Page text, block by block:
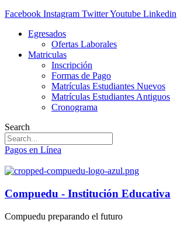
Facebook Instagram TwitterYoutube Linkedin
Egresados
Ofertas Laborales
Matriculas
Inscripción
Formas de Pago
Matrículas Estudiantes Nuevos
Matrículas Estudiantes Antiguos
Cronograma
Search
Pagos en Línea
Compuedu - Institución Educativa
Compuedu preparando el futuro